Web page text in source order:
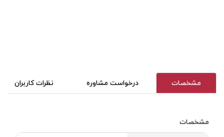
مشخصات درخواست مشاوره نظرات کاربران
مشخصات